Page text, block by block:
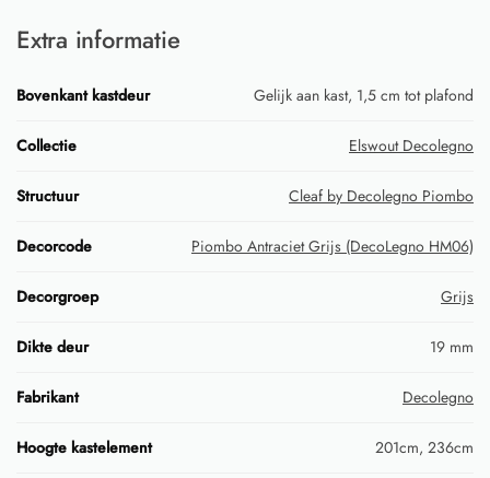
Extra informatie
Bovenkant kastdeur Gelijk aan kast, 1,5 cm tot plafond
Collectie Elswout Decolegno
Structuur Cleaf by Decolegno Piombo
Decorcode Piombo Antraciet Grijs (DecoLegno HM06)
Decorgroep Grijs
Dikte deur 19 mm
Fabrikant Decolegno
Hoogte kastelement 201cm, 236cm